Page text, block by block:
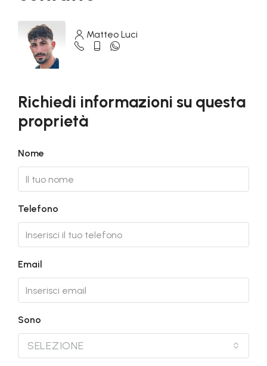
Matteo Luci
Richiedi informazioni su questa
proprietà
Nome
Telefono
Email
Sono
SELEZIONE